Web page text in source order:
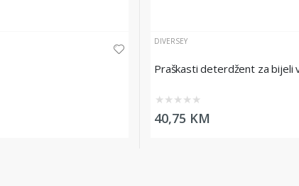
DIVERSEY
Praškasti deterdžent za bijeli
★ ★ ★ ★ ★
40,75 KM